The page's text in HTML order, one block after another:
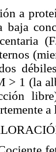
a
baja
> 1 (la